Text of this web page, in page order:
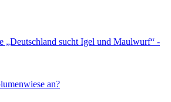
„Deutschland sucht Igel und Maulwurf“ -
an?